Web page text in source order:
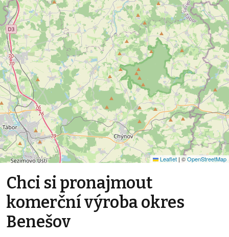
Leaflet | ©OpenStreetMap
Chci si pronajmout
komerční výroba okres
Benešov